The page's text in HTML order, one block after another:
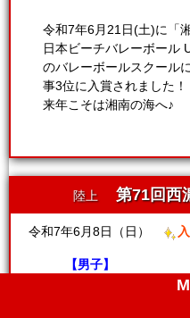
令和7年6月21日(土)に「
日本ビーチバレーボール
のバレーボールスクール
事3位に入賞されました！
来年こそは湘南の海へ♪
陸上 第71回西
令和7年6月8日（日）
【男子】